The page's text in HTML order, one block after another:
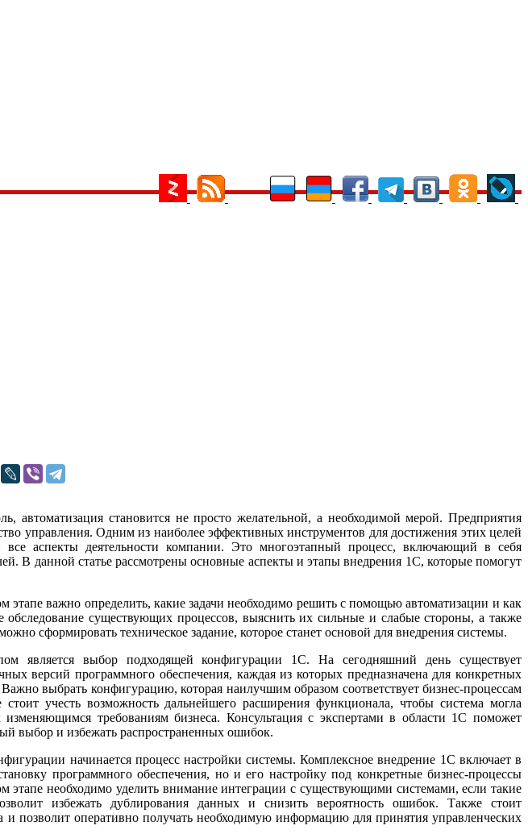
становится не просто желательной, а необходимой мерой. Предприятия
управления. Одним из наиболее эффективных инструментов для достижения этих целей
все аспекты деятельности компании. Это многоэтапный процесс, включающий в себя
В данной статье рассмотрены основные аспекты и этапы внедрения 1С, которые помогут
важно определить, какие задачи необходимо решить с помощью автоматизации и как
существующих процессов, выяснить их сильные и слабые стороны, а также
сформировать техническое задание, которое станет основой для внедрения системы.
является выбор подходящей конфигурации 1С. На сегодняшний день существует
версий программного обеспечения, каждая из которых предназначена для конкретных
Важно выбрать конфигурацию, которая наилучшим образом соответствует бизнес-процессам
учесть возможность дальнейшего расширения функционала, чтобы система могла
изменяющимся требованиям бизнеса. Консультация с экспертами в области 1С поможет
выбор и избежать распространенных ошибок.
начинается процесс настройки системы. Комплексное внедрение 1С включает в
программного обеспечения, но и его настройку под конкретные бизнес-процессы
этапе необходимо уделить внимание интеграции с существующими системами, если такие
избежать дублирования данных и снизить вероятность ошибок. Также стоит
и позволит оперативно получать необходимую информацию для принятия управленческих